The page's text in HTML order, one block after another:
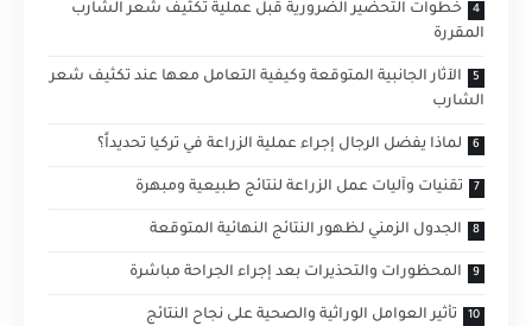
خطوات التحضير الضرورية قبل عملية تكثيف شعر الشارب
المقررة
الآثار الجانبية المتوقعة وكيفية التعامل معها عند تكثيف شعر
الشارب
لماذا يفضل الرجال إجراء عملية الزراعة في تركيا تحديداً؟
تقنيات وآليات عمل الزراعة لنتائج طبيعية ومبهرة
الجدول الزمني لظهور النتائج النهائية المتوقعة
المحظورات والتحذيرات بعد إجراء الجراحة مباشرة
تأثير العوامل الوراثية والصحية على نجاح النتائج